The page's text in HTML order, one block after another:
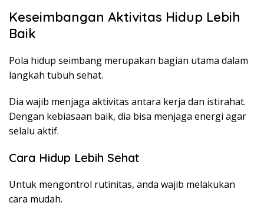
Keseimbangan Aktivitas Hidup Lebih
Baik
Pola hidup seimbang merupakan bagian utama dalam
langkah tubuh sehat.
Dia wajib menjaga aktivitas antara kerja dan istirahat.
Dengan kebiasaan baik, dia bisa menjaga energi agar
selalu aktif.
Cara Hidup Lebih Sehat
Untuk mengontrol rutinitas, anda wajib melakukan
cara mudah.